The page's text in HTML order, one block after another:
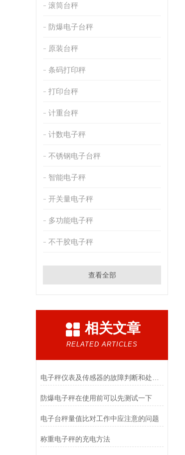
滚筒台秤
防爆电子台秤
原装台秤
条码打印秤
打印台秤
计重台秤
计数电子秤
不锈钢电子台秤
智能电子秤
开关量电子秤
多功能电子秤
不干胶电子秤
查看全部
相关文章
RELATED ARTICLES
防爆电子秤在使用前可以先测试一下
电子台秤量值比对工作中应注意的问题
称重电子秤的充电方法